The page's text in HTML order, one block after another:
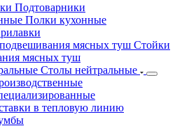
Подтоварники
Полки кухонные
Стойки
мясных туш
Столы нейтральные
в тепловую линию